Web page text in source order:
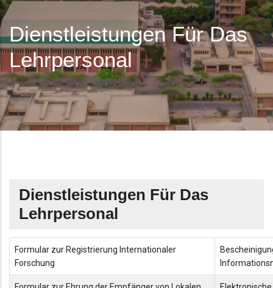
Dienstleistungen Für Das
Lehrpersonal
Dienstleistungen Für Das
Lehrpersonal
Formular zur Registrierung Internationaler
Forschung